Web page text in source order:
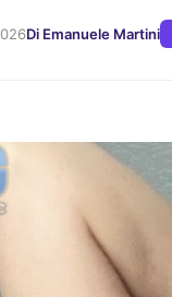
Di Emanuele Martini